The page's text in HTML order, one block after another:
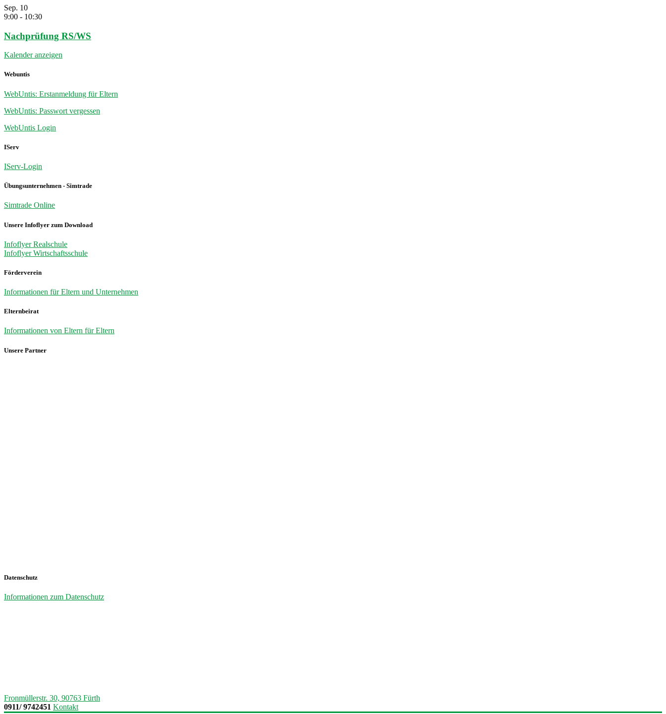
Sep. 10
9:00 - 10:30
Nachprüfung RS/WS
Kalender anzeigen
Webuntis
WebUntis: Erstanmeldung für Eltern
WebUntis: Passwort vergessen
WebUntis Login
IServ
IServ-Login
Übungsunternehmen - Simtrade
Simtrade Online
Unsere Infoflyer zum Download
Infoflyer Realschule
Infoflyer Wirtschaftsschule
Förderverein
Informationen für Eltern und Unternehmen
Elternbeirat
Informationen von Eltern für Eltern
Unsere Partner
Datenschutz
Informationen zum Datenschutz
Fronmüllerstr. 30, 90763 Fürth
0911/ 9742451 Kontakt